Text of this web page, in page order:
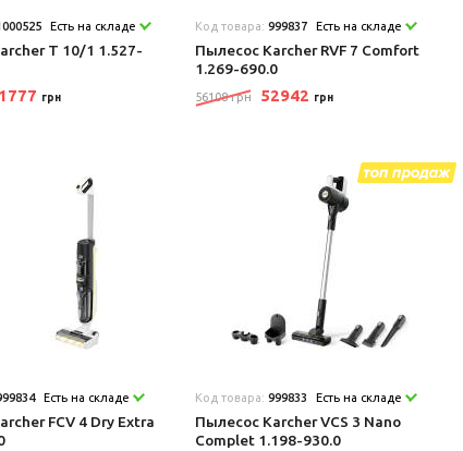
Есть на складе
T 10/1 1.527-
грн
Код товара:999837 Есть на складе
Пылесос Karcher RVF 7 Comfort
1.269-690.0
56108 грн 52942 грн
Есть на складе
FCV 4 Dry Extra
Код товара:999833 Есть на складе
Пылесос Karcher VCS 3 Nano
Complet 1.198-930.0